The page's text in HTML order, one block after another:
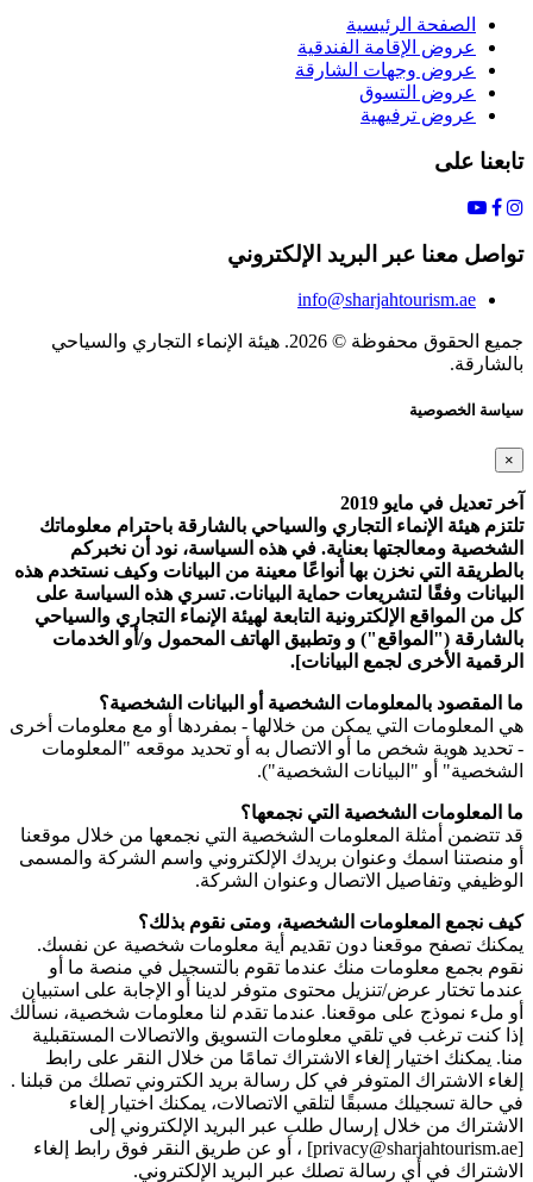
الصفحة الرئيسية
عروض الإقامة الفندقية
عروض وجهات الشارقة
عروض التسوق
عروض ترفيهية
تابعنا على
تواصل معنا عبر البريد الإلكتروني
info@sharjahtourism.ae
جميع الحقوق محفوظة © 2026. هيئة الإنماء التجاري والسياحي
بالشارقة.
سياسة الخصوصية
×
آخر تعديل في مايو 2019
تلتزم هيئة الإنماء التجاري والسياحي بالشارقة باحترام معلوماتك
الشخصية ومعالجتها بعناية. في هذه السياسة، نود أن نخبركم
بالطريقة التي نخزن بها أنواعًا معينة من البيانات وكيف نستخدم هذه
البيانات وفقًا لتشريعات حماية البيانات. تسري هذه السياسة على
كل من المواقع الإلكترونية التابعة لهيئة الإنماء التجاري والسياحي
بالشارقة ("المواقع") و وتطبيق الهاتف المحمول و/أو الخدمات
الرقمية الأخرى لجمع البيانات].
ما المقصود بالمعلومات الشخصية أو البيانات الشخصية؟
هي المعلومات التي يمكن من خلالها - بمفردها أو مع معلومات أخرى
- تحديد هوية شخص ما أو الاتصال به أو تحديد موقعه "المعلومات
الشخصية" أو "البيانات الشخصية").
ما المعلومات الشخصية التي نجمعها؟
قد تتضمن أمثلة المعلومات الشخصية التي نجمعها من خلال موقعنا
أو منصتنا اسمك وعنوان بريدك الإلكتروني واسم الشركة والمسمى
الوظيفي وتفاصيل الاتصال وعنوان الشركة.
كيف نجمع المعلومات الشخصية، ومتى نقوم بذلك؟
يمكنك تصفح موقعنا دون تقديم أية معلومات شخصية عن نفسك.
نقوم بجمع معلومات منك عندما تقوم بالتسجيل في منصة ما أو
عندما تختار عرض/تنزيل محتوى متوفر لدينا أو الإجابة على استبيان
أو ملء نموذج على موقعنا. عندما تقدم لنا معلومات شخصية، نسألك
إذا كنت ترغب في تلقي معلومات التسويق والاتصالات المستقبلية
منا. يمكنك اختيار إلغاء الاشتراك تمامًا من خلال النقر على رابط
إلغاء الاشتراك المتوفر في كل رسالة بريد الكتروني تصلك من قبلنا .
في حالة تسجيلك مسبقًا لتلقي الاتصالات، يمكنك اختيار إلغاء
الاشتراك من خلال إرسال طلب عبر البريد الإلكتروني إلى
[privacy@sharjahtourism.ae] ، أو عن طريق النقر فوق رابط إلغاء
الاشتراك في أي رسالة تصلك عبر البريد الإلكتروني.